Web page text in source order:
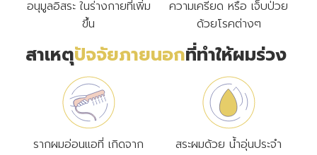
อนุมูลอิสระ ในร่างกายที่เพิ่ม
ขึ้น
ความเครียด หรือ เจ็บป่วย
ด้วยโรคต่างๆ
สาเหตุปัจจัยภายนอกที่ทำให้ผมร่วง
รากผมอ่อนแอที่ เกิดจาก
สระผมด้วย น้ำอุ่นประจำ